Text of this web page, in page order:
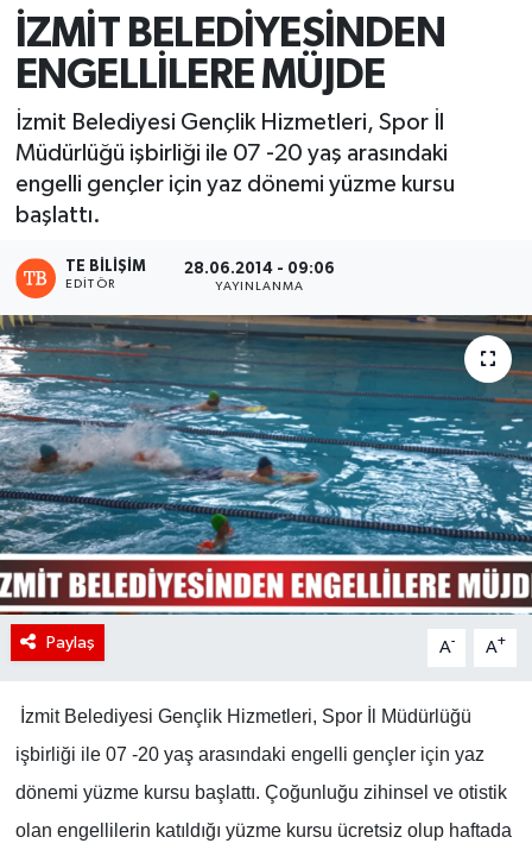
İZMİT BELEDİYESİNDEN
ENGELLİLERE MÜJDE
İzmit Belediyesi Gençlik Hizmetleri, Spor İl
Müdürlüğü işbirliği ile 07 -20 yaş arasındaki
engelli gençler için yaz dönemi yüzme kursu
başlattı.
TE BILIŞIM
EDITÖR
28.06.2014 - 09:06
YAYINLANMA
Paylaş A- A+
İzmit Belediyesi Gençlik Hizmetleri, Spor İl Müdürlüğü
işbirliği ile 07 -20 yaş arasındaki engelli gençler için yaz
dönemi yüzme kursu başlattı. Çoğunluğu zihinsel ve otistik
olan engellilerin katıldığı yüzme kursu ücretsiz olup haftada